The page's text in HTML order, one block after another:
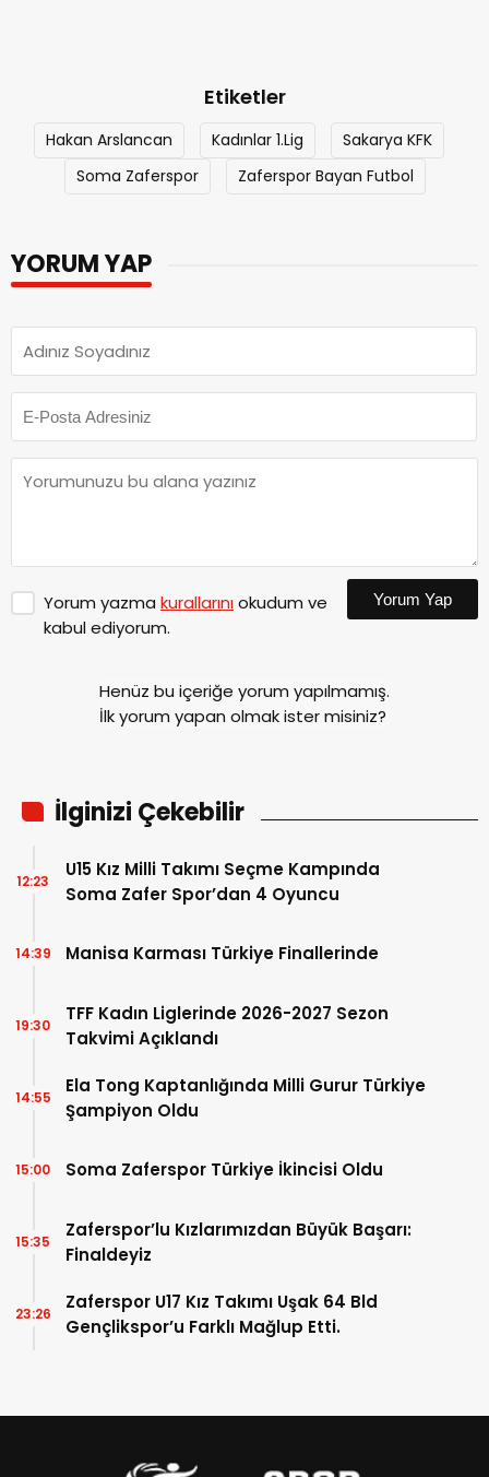
Etiketler
Hakan Arslancan Kadınlar 1.Lig
Sakarya KFK
Soma Zaferspor
Zaferspor Bayan Futbol
YORUM YAP
Yorum yazma kurallarınıokudum ve
kabul ediyorum.
Yorum Yap
Henüz bu içeriğe yorum yapılmamış.
İlk yorum yapan olmak ister misiniz?
İlginizi Çekebilir
U15 Kız Milli Takımı Seçme Kampında
Soma Zafer Spor’dan 4 Oyuncu
12:23
Manisa Karması Türkiye Finallerinde
14:39
TFF Kadın Liglerinde 2026-2027 Sezon
Takvimi Açıklandı
19:30
Ela Tong Kaptanlığında Milli Gurur Türkiye
Şampiyon Oldu
14:55
Soma Zaferspor Türkiye İkincisi Oldu
15:00
Zaferspor’lu Kızlarımızdan Büyük Başarı:
Finaldeyiz
15:35
Zaferspor U17 Kız Takımı Uşak 64 Bld
Gençlikspor’u Farklı Mağlup Etti.
23:26